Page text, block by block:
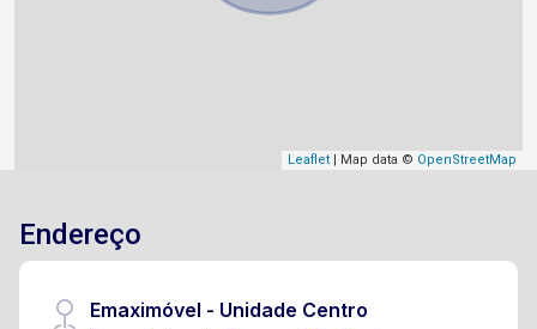
Leaflet | Map data © OpenStreetMap
Endereço
Emaximóvel - Unidade Centro